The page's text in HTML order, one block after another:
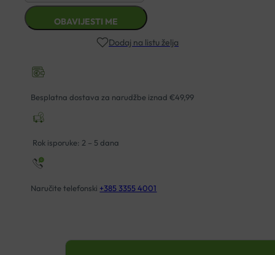
Dodaj na listu želja
Besplatna dostava za narudžbe iznad €49,99
Rok isporuke: 2 – 5 dana
Naručite telefonski +385 3355 4001